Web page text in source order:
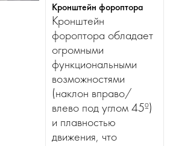
Кронштейн фороптора
Кронштейн
фороптора обладает
огромными
функциональными
возможностями
(наклон вправо/
влево под углом 45º)
и плавностью
движения, что